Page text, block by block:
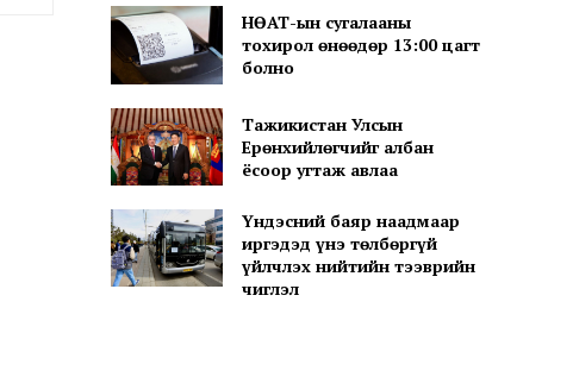
хуудас:
НӨАТ-ын сугалааны
тохирол өнөөдөр 13:00 цагт
болно
Тажикистан Улсын
Ерөнхийлөгчийг албан
ёсоор угтаж авлаа
Үндэсний баяр наадмаар
иргэдэд үнэ төлбөргүй
үйлчлэх нийтийн тээврийн
чиглэл